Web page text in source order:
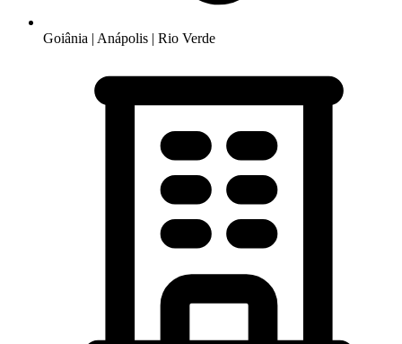
Goiânia | Anápolis | Rio Verde